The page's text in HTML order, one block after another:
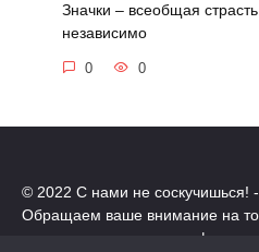
Значки – всеобщая
независимо
0 0
© 2022 С нами не
Обращаем ваше внимание на
носит исключительно